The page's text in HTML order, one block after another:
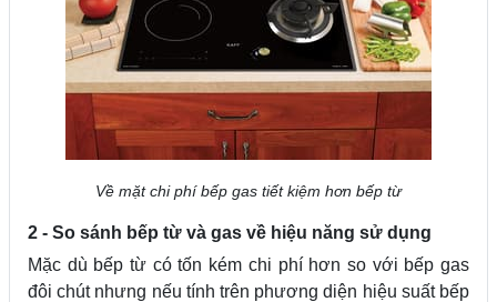
Về mặt chi phí bếp gas tiết kiệm hơn bếp từ
2 - So sánh bếp từ và gas về hiệu năng sử dụng
Mặc dù bếp từ có tốn kém chi phí hơn so với bếp gas
đôi chút nhưng nếu tính trên phương diện hiệu suất bếp